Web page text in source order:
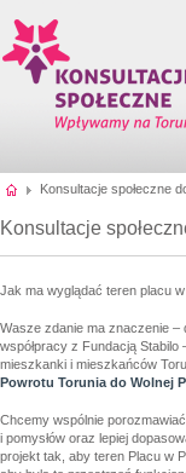
Konsultacje społeczne
Konsultacje
Jak ma wyglądać teren placu
Wasze zdanie ma znaczenie –
współpracy z Fundacją
mieszkanki i mieszkańców
Powrotu Torunia do Wolnej
Chcemy wspólnie
i pomysłów oraz lepiej
projekt tak, aby teren Placu w